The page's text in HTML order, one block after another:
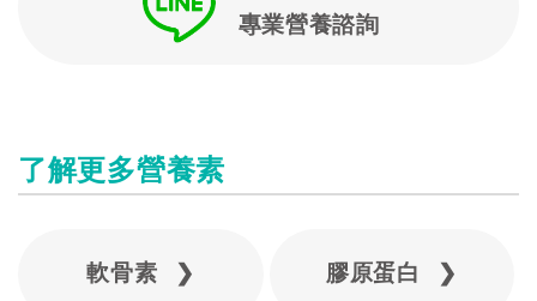
專業營養諮詢
了解更多營養素
軟骨素 ❯ 膠原蛋白 ❯